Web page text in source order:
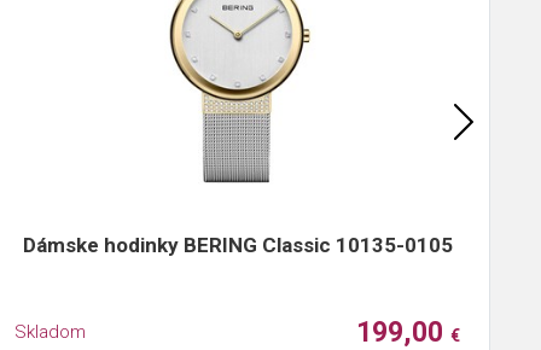
Dámske hodinky BERING Classic 10135-0105
Skladom 199,00 €